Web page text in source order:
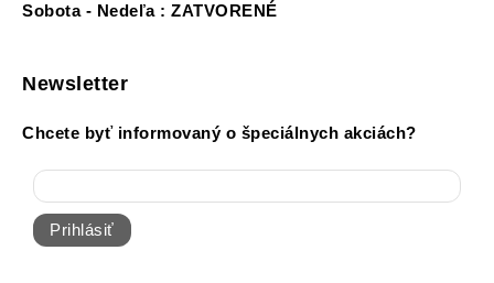
Sobota - Nedeľa : ZATVORENÉ
Newsletter
Chcete byť informovaný o špeciálnych akciách?
Prihlásiť